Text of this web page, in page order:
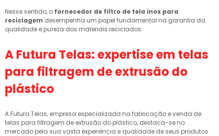
Nesse sentido, o fornecedor de filtro de tela inox para
reciclagem desempenha um papel fundamental na garantia da
qualidade e pureza dos materiais reciclados.
A Futura Telas: expertise em telas
para filtragem de extrusão do
plástico
A Futura Telas, empresa especializada na fabricação e venda de
telas para filtragem de extrusão do plástico, destaca-se no
mercado pela sua vasta experiência e qualidade de seus produtos.